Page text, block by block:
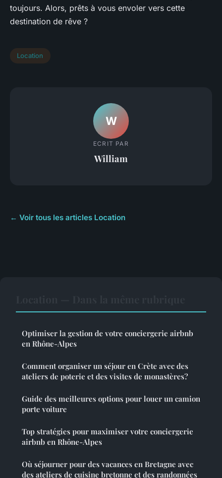
toujours. Alors, prêts à vous envoler vers cette
destination de rêve ?
Location
W
ECRIT PAR
William
← Voir tous les articles Location
Optimiser la gestion de votre conciergerie airbnb
en Rhône-Alpes
Comment organiser un séjour en Crète avec des
ateliers de poterie et des visites de monastères?
Guide des meilleures options pour louer un camion
porte voiture
Top stratégies pour maximiser votre conciergerie
airbnb en Rhône-Alpes
Où séjourner pour des vacances en Bretagne avec
des ateliers de cuisine bretonne et des randonnées